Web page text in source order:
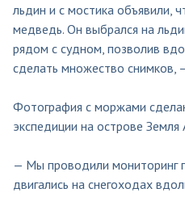
льдин и с мостика объявили,
медведь. Он выбрался на
рядом с судном, позволив
сделать множество снимков,
Фотография с моржами
экспедиции на острове Земля
— Мы проводили мониторинг
двигались на снегоходах